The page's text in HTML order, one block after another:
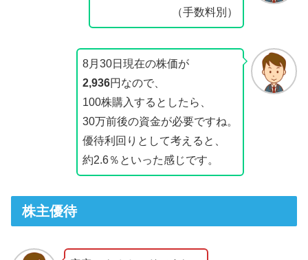
（手数料別）
8月30日現在の株価が
2,936円なので、
100株購入するとしたら、
30万前後の資金が必要ですね。
優待利回りとして考えると、
約2.6％といった感じです。
株主優待